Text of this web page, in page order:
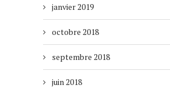
janvier 2019
octobre 2018
septembre 2018
juin 2018